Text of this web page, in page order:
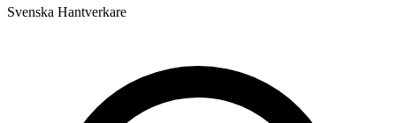
Svenska Hantverkare